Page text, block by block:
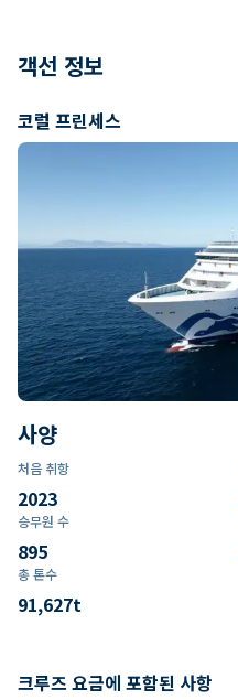
객선 정보
코럴 프린세스
사양
처음 취항
2023
승무원 수
895
총 톤수
91,627t
크루즈 요금에 포함된 사항